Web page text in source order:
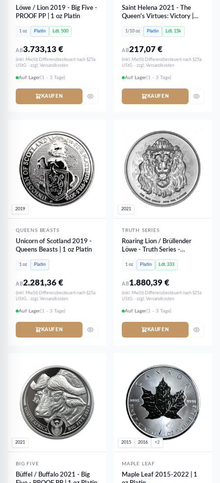
Löwe / Lion 2019 - Big Five -
PROOF PP | 1 oz Platin
1 oz Platin Ldt. 500
AB3.733,13€
(inkl. MwSt) Differenzbesteuert nach §25a
UStG. · zzgl. Versandkosten
Auf Lager(1 - 3 Tage)
KAUFEN
Saint Helena 2021 - The
Queen's Virtues: Victory |
1/10 oz Platin
1/10 oz Platin Ldt. 15k
AB217,07€
(inkl. MwSt) Differenzbesteuert nach §25a
UStG. · zzgl. Versandkosten
Auf Lager(1 - 3 Tage)
KAUFEN
2019
QUEENS BEASTS
Unicorn of Scotland 2019 -
Queens Beasts | 1 oz Platin
1 oz Platin
AB2.281,36€
(inkl. MwSt) Differenzbesteuert nach §25a
UStG. · zzgl. Versandkosten
Auf Lager(1 - 3 Tage)
KAUFEN
2021
TRUTH SERIES
Roaring Lion / Brüllender
Löwe - Truth Series -
Reverse PROOF PP | 1 oz
Platin - NUR 333 Stk
1 oz Platin Ldt. 333
AB 1.880,39€
(inkl. MwSt) Differenzbesteuert nach §25a
UStG. · zzgl. Versandkosten
Auf Lager(1 - 3 Tage)
KAUFEN
2021
BIG FIVE
Büffel / Buffalo 2021 - Big
2015 2016 +2
MAPLE LEAF
Maple Leaf 2015-2022 | 1